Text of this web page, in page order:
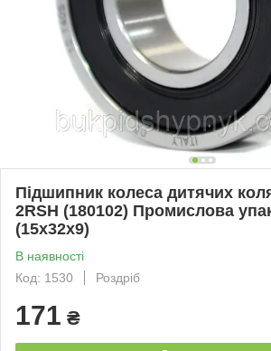
Підшипник колеса дитячих
2RSH (180102) Промислова
(15x32x9)
В наявності
Код: 1530
Роздріб
171 ₴